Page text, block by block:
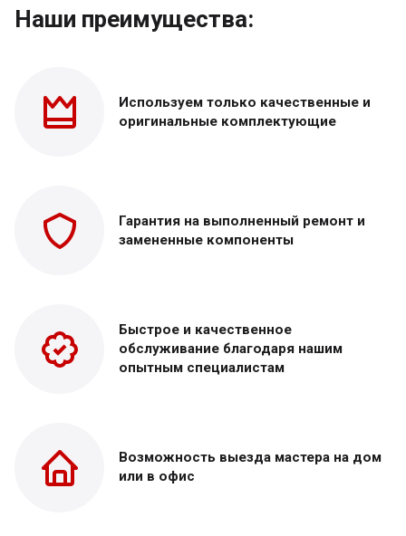
Наши преимущества:
Используем только качественные и
оригинальные комплектующие
Гарантия на выполненный ремонт и
замененные компоненты
Быстрое и качественное
обслуживание благодаря нашим
опытным специалистам
Возможность выезда мастера на дом
или в офис